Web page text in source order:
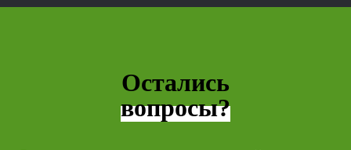
Остались
вопросы?